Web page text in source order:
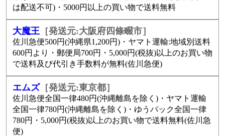
は配送不可)・5000円以上の買い物で送料無料
大魔王 ［発送元:大阪府四條畷市］
佐川急便500円(沖縄県1,200円)・ヤマト運輸:地域別送料
600円より・郵便局700円・5,000円(税抜)以上のお買い物
で送料及び代引き手数料が無料(佐川急便)
エムズ［発送元:東京都］
佐川急便全国一律480円(沖縄離島を除く)・ヤマト運輸
全国一律780円(沖縄離島を除く)・ゆうパック全国一律
780円・5,000円(税抜)以上のお買い物で送料無料(佐川急
便)